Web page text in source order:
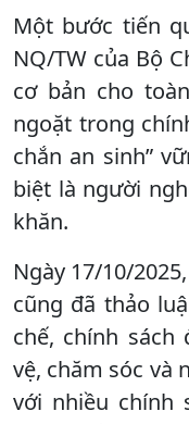
Một bước tiến
NQ/TW của Bộ
cơ bản cho
ngoặt trong
chắn an sinh”
biệt là người
khăn.
Ngày 17/10/
cũng đã thảo
chế, chính
vệ, chăm sóc và
với nhiều chính